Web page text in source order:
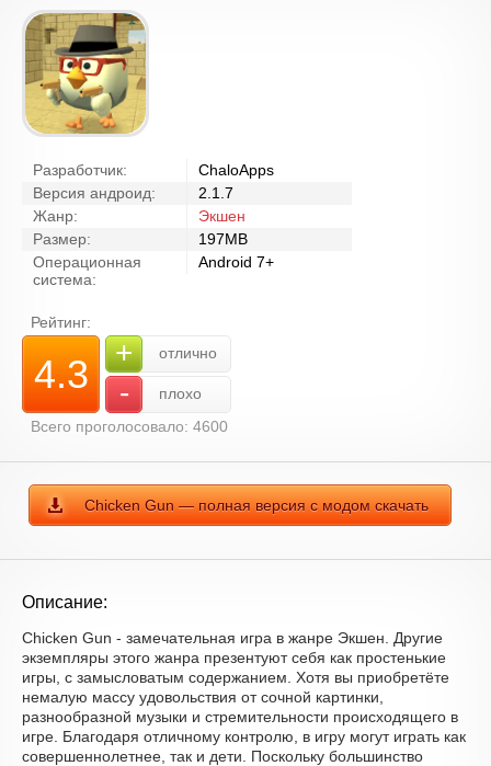
Разработчик:
ChaloApps
Версия андроид:
2.1.7
Жанр:
Экшен
Размер:
197MB
Операционная
система:
Android 7+
Рейтинг:
4.3 + отлично
-
плохо
Всего проголосовало: 4600
Chicken Gun — полная версия с модом скачать
Описание:
Chicken Gun - замечательная игра в жанре Экшен. Другие
экземпляры этого жанра презентуют себя как простенькие
игры, с замысловатым содержанием. Хотя вы приобретёте
немалую массу удовольствия от сочной картинки,
разнообразной музыки и стремительности происходящего в
игре. Благодаря отличному контролю, в игру могут играть как
совершеннолетнее, так и дети. Поскольку большинство